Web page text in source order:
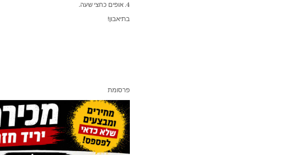
4. אופים כחצי שעה.
בתיאבון!
פרסומת